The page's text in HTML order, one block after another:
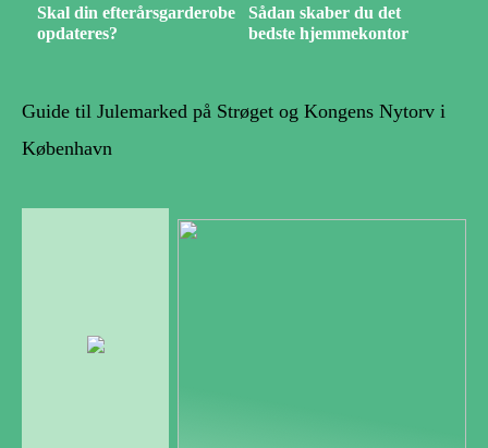
Skal din efterårsgarderobe
opdateres?
Sådan skaber du det
bedste hjemmekontor
Guide til Julemarked på Strøget og Kongens Nytorv i
København